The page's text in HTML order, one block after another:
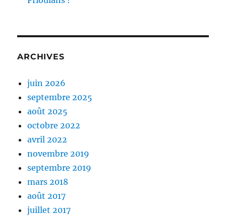
ARCHIVES
juin 2026
septembre 2025
août 2025
octobre 2022
avril 2022
novembre 2019
septembre 2019
mars 2018
août 2017
juillet 2017